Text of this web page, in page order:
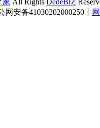
网安备41030202000250